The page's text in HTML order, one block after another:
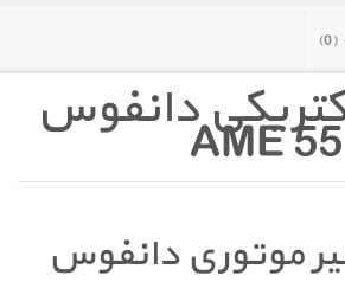
دانفوسAME 55
موتوری دانفوس